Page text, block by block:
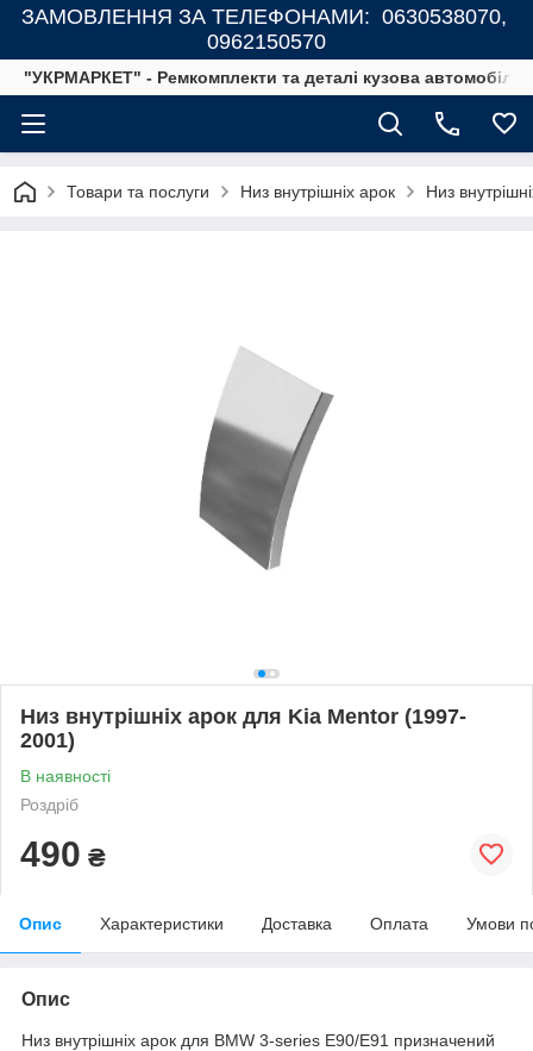
ЗАМОВЛЕННЯ ЗА ТЕЛЕФОНАМИ: 0630538070,
0962150570
"УКРМАРКЕТ" - Ремкомплекти та деталі кузова автомобілів
Товари та послуги Низ внутрішніх арок Низ
Низ внутрішніх арок для Kia Mentor (1997-
2001)
В наявності
Роздріб
490 ₴
Опис Характеристики Доставка Оплата Умови
Опис
Низ внутрішніх арок для BMW 3-series E90/E91 призначений